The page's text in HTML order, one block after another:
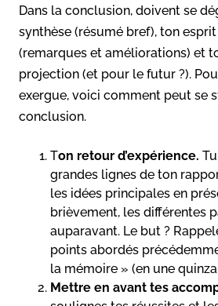
Dans la conclusion, doivent se
synthèse (résumé bref), ton
(remarques et améliorations) et
projection (et pour le futur ?).
exergue, voici comment peut se
conclusion.
Ton retour d’expérience.
grandes lignes de ton
les idées principales en
brièvement, les différentes
auparavant. Le but ?
points abordés
la mémoire » (en une
Mettre en avant tes